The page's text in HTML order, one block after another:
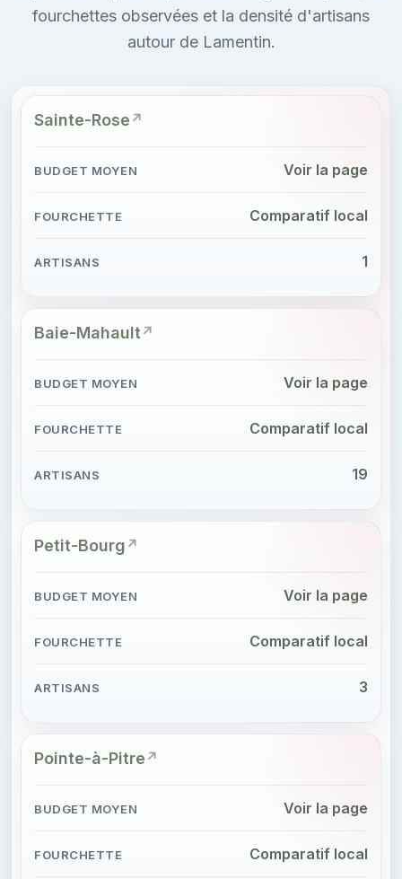
fourchettes observées et la densité d'artisans
autour de Lamentin.
Sainte-Rose
Voir la page
Comparatif local
1
Baie-Mahault
Voir la page
Comparatif local
19
Petit-Bourg
Voir la page
Comparatif local
3
Pointe-à-Pitre
Voir la page
Comparatif local